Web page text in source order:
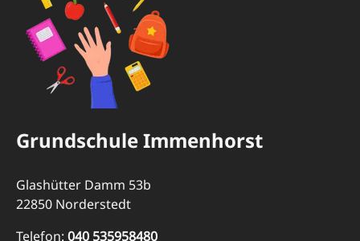
Grundschule Immenhorst
Glashütter Damm 53b
22850 Norderstedt
Telefon: 040 535958480